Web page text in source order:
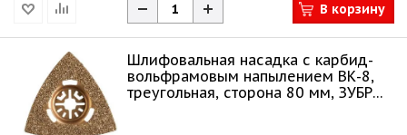
В корзину
Шлифовальная насадка c карбид-
вольфрамовым напылением ВК-8,
треугольная, сторона 80 мм, ЗУБР